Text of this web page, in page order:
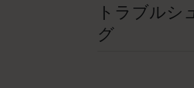
トラブルシ
グ